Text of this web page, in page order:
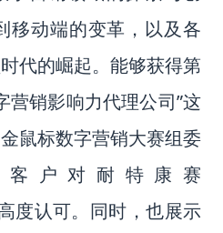
移动端的变革，以及各
代的崛起。 能够获得第
营销影响力代理公司”这
鼠标数字营销大赛组委
户对耐特康赛
度认可。 同时，也展示